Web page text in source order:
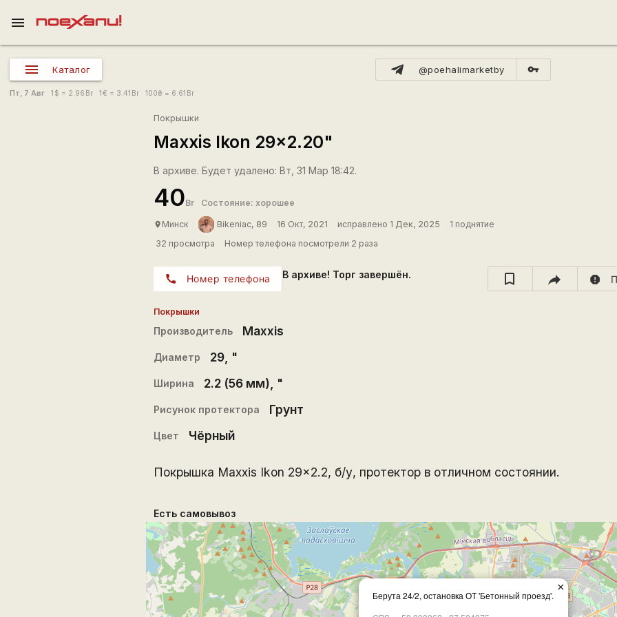
menu
Каталог @poehalimarketby vpn_key
Пт, 7 Авг 1 $ = 2.96 Br 1€ = 3.41 Br 100₴ = 6.61 Br
Покрышки
Maxxis Ikon 29x2.20"
В архиве. Будет удалено: Вт, 31 Мар 18:42.
40Br Состояние: хорошее
place Минск Bikeniac, 89 16 Окт, 2021 исправлено 1 Дек, 2025
1 поднятие
32 просмотра
Номер телефона посмотрели 2 раза
call Номер телефона В архиве! Торг завершён. report
Покрышки
Производитель Maxxis
Диаметр 29, "
Ширина 2.2 (56 мм) , "
Рисунок протектора Грунт
Цвет Чёрный
Покрышка Maxxis Ikon 29x2.2, б/у, протектор в отличном состоянии.
Есть самовывоз
Берута 24/2, остановка ОТ 'Бетонный проезд'.
×